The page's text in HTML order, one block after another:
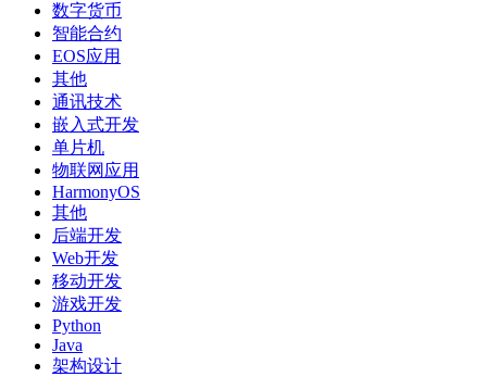
数字货币
智能合约
EOS应用
其他
通讯技术
嵌入式开发
单片机
物联网应用
HarmonyOS
其他
后端开发
Web开发
移动开发
游戏开发
Python
Java
架构设计